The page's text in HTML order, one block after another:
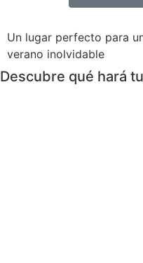
Un lugar perfecto para
verano inolvidable
Descubre qué hará